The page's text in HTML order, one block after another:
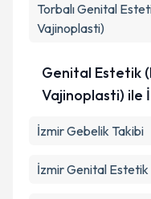
TorbalıGenital
Vajinoplasti)
Genital Estetik
Vajinoplasti) ile
İzmir Gebelik Takibi
İzmir Genital Estetik